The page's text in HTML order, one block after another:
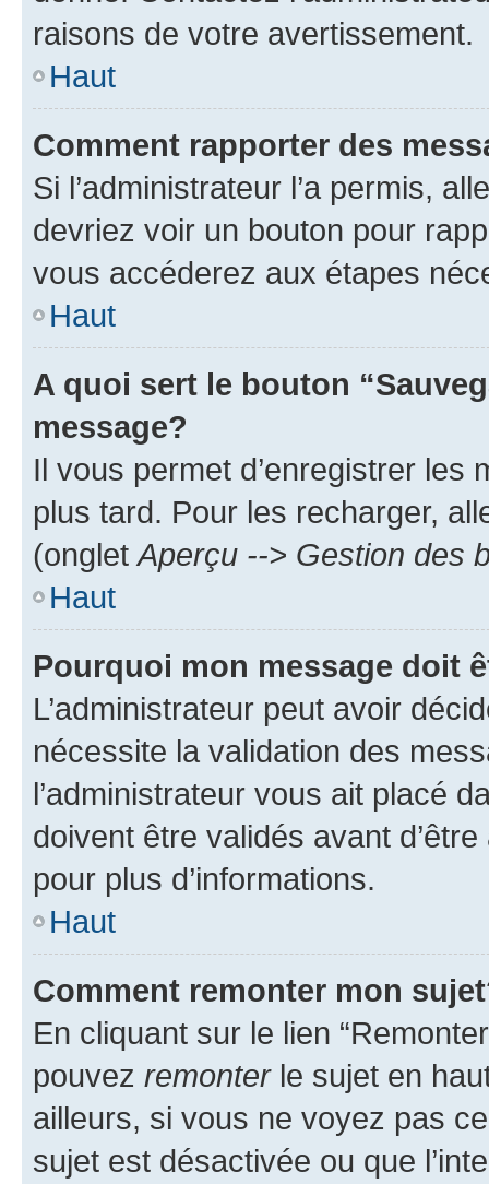
raisons de votre avertissement.
Haut
Comment rapporter des
Si l’administrateur l’a permis,
devriez voir un bouton pour
vous accéderez aux étapes
Haut
A quoi sert le bouton
message?
Il vous permet d’enregistrer
plus tard. Pour les recharger,
(ongletAperçu --> Gestion des
Haut
Pourquoi mon message doit
L’administrateur peut avoir
nécessite la validation des
l’administrateur vous ait placé
doivent être validés avant
pour plus d’informations.
Haut
Comment remonter mon
En cliquant sur le lien
pouvez remonterle sujet en
ailleurs, si vous ne voyez pas
sujet est désactivée ou que